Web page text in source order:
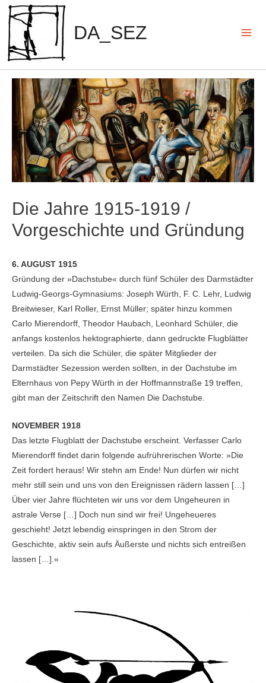
Zum
Inhalt
springen
DA_SEZ
Die Jahre 1915-1919 /
Vorgeschichte und Gründung
6. AUGUST 1915
Gründung der »Dachstube« durch fünf Schüler des Darmstädter
Ludwig-Georgs-Gymnasiums: Joseph Würth, F. C. Lehr, Ludwig
Breitwieser, Karl Roller, Ernst Müller; später hinzu kommen
Carlo Mierendorff, Theodor Haubach, Leonhard Schüler, die
anfangs kostenlos hektographierte, dann gedruckte Flugblätter
verteilen. Da sich die Schüler, die später Mitglieder der
Darmstädter Sezession werden sollten, in der Dachstube im
Elternhaus von Pepy Würth in der Hoffmannstraße 19 treffen,
gibt man der Zeitschrift den Namen Die Dachstube.
NOVEMBER 1918
Das letzte Flugblatt der Dachstube erscheint. Verfasser Carlo
Mierendorff findet darin folgende aufrührerischen Worte: »Die
Zeit fordert heraus! Wir stehn am Ende! Nun dürfen wir nicht
mehr still sein und uns von den Ereignissen rädern lassen […]
Über vier Jahre flüchteten wir uns vor dem Ungeheuren in
astrale Verse […] Doch nun sind wir frei! Ungeheueres
geschieht! Jetzt lebendig einspringen in den Strom der
Geschichte, aktiv sein aufs Äußerste und nichts sich entreißen
lassen […].«